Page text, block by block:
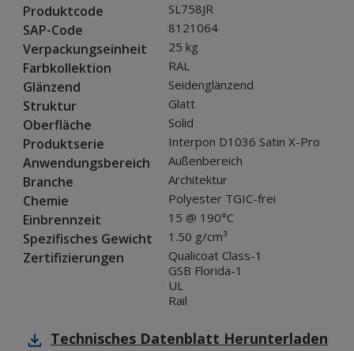
Produktcode SL758JR
SAP-Code 8121064
Verpackungseinheit 25 kg
Farbkollektion RAL
Glänzend Seidenglänzend
Struktur Glatt
Oberfläche Solid
Produktserie Interpon D1036 Satin X-Pro
Anwendungsbereich Außenbereich
Branche Architektur
Chemie Polyester TGIC-frei
Einbrennzeit 15 @ 190°C
Spezifisches Gewicht 1.50 g/cm³
Zertifizierungen
Qualicoat Class-1
GSB Florida-1
UL
Rail
Technisches Datenblatt Herunterladen